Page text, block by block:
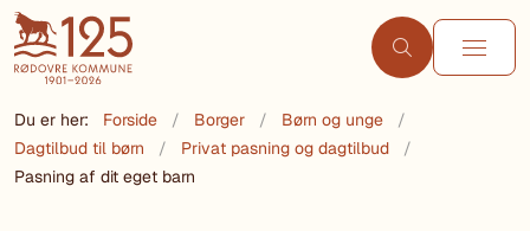
Du er her: Forside Borger
Børn og unge
Dagtilbud til børn
Privat pasning og dagtilbud
Pasning af dit eget barn